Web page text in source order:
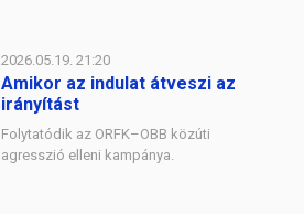
2026.05.19. 21:20
Amikor az indulat átveszi az
irányítást
Folytatódik az ORFK–OBB közúti
agresszió elleni kampánya.